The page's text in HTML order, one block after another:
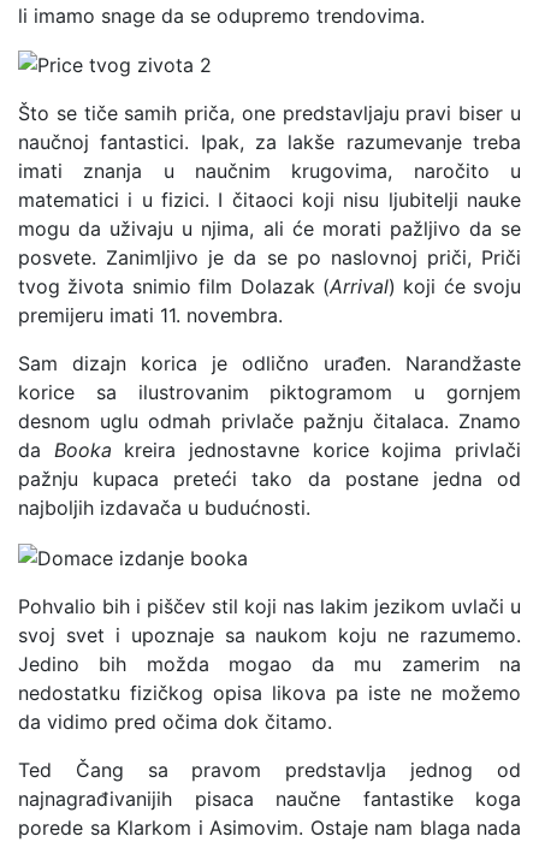
li imamo snage da se odupremo trendovima.
Što se tiče samih priča, one predstavljaju pravi biser u
naučnoj fantastici. Ipak, za lakše razumevanje treba
imati znanja u naučnim krugovima, naročito u
matematici i u fizici. I čitaoci koji nisu ljubitelji nauke
mogu da uživaju u njima, ali će morati pažljivo da se
posvete. Zanimljivo je da se po naslovnoj priči, Priči
tvog života snimio film Dolazak (Arrival) koji će svoju
premijeru imati 11. novembra.
Sam dizajn korica je odlično urađen. Narandžaste
korice sa ilustrovanim piktogramom u gornjem
desnom uglu odmah privlače pažnju čitalaca. Znamo
da Booka kreira jednostavne korice kojima privlači
pažnju kupaca preteći tako da postane jedna od
najboljih izdavača u budućnosti.
Pohvalio bih i piščev stil koji nas lakim jezikom uvlači u
svoj svet i upoznaje sa naukom koju ne razumemo.
Jedino bih možda mogao da mu zamerim na
nedostatku fizičkog opisa likova pa iste ne možemo
da vidimo pred očima dok čitamo.
Ted Čang sa pravom predstavlja jednog od
najnagrađivanijih pisaca naučne fantastike koga
porede sa Klarkom i Asimovim. Ostaje nam blaga nada